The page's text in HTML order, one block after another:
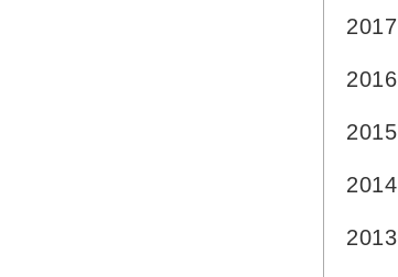
2017
2016
2015
2014
2013